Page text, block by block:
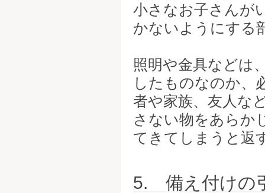
小さなお子さんが
かないようにする
照明や金具などは
したものなのか、
者や家族、友人な
さない物をあらか
てきてしまうと返
5. 備え付けの